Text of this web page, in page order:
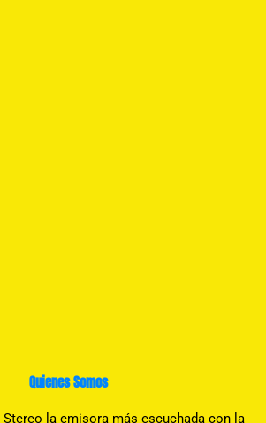
Quienes Somos
la emisora más escuchada con la